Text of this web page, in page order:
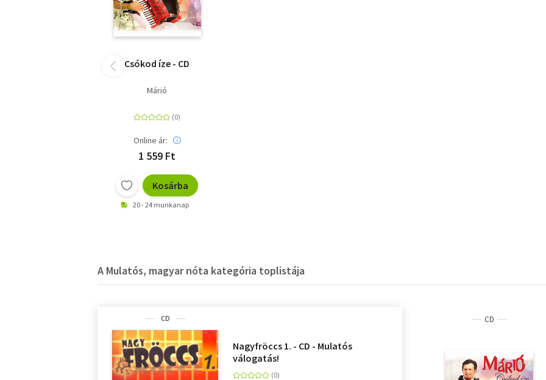
Csókod íze - CD
Márió
Online ár:
1 559 Ft
Kosárba
20 - 24 munkanap
A Mulatós, magyar nóta kategória toplistája
CD
Nagyfröccs 1. - CD - Mulatós
válogatás!
CD